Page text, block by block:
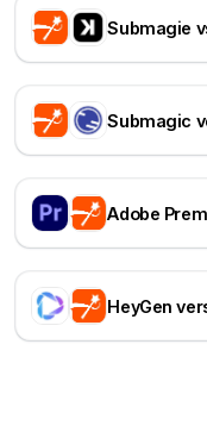
Submagie
Submagic
Adobe
HeyGen